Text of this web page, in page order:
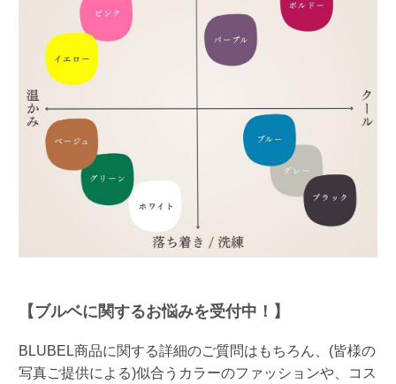
【ブルベに関するお悩みを受付中！】
BLUBEL商品に関する詳細のご質問はもちろん、(皆様の
写真ご提供による)似合うカラーのファッションや、コス